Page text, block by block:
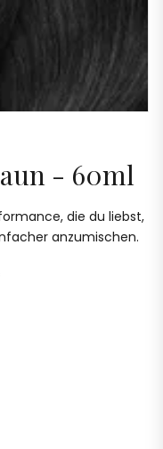
- 60ml
die du liebst,
anzumischen.​